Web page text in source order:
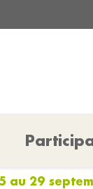
au 29